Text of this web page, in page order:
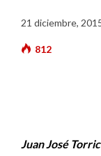
21 diciembre,
812
Juan José